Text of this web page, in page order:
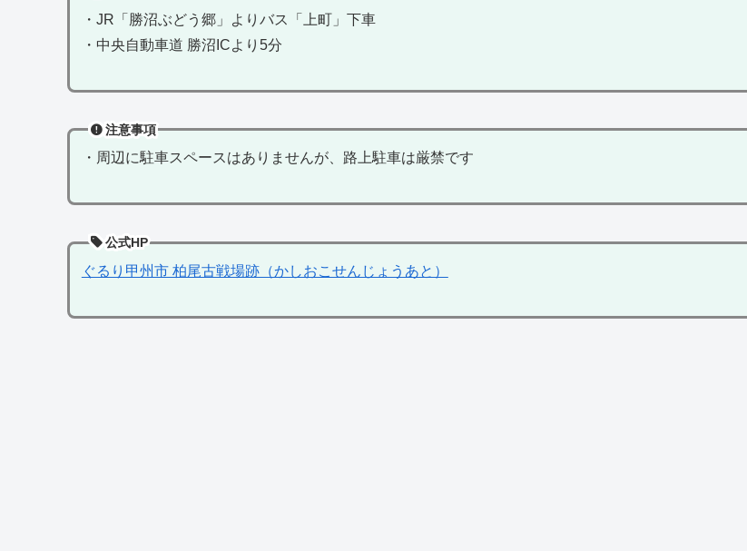
・JR「勝沼ぶどう郷」よりバス「上町」下車
・中央自動車道 勝沼ICより5分
注意事項
・周辺に駐車スペースはありませんが、路上駐車は厳禁です
公式HP
ぐるり甲州市 柏尾古戦場跡（かしおこせんじょうあと）